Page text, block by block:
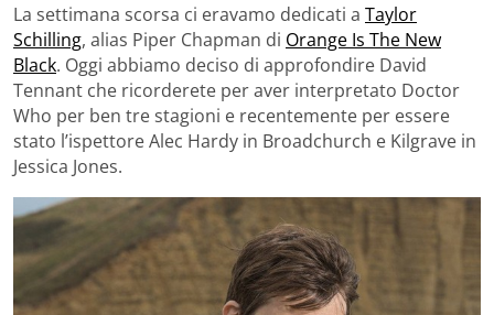
La settimana scorsa ci eravamo dedicati a Taylor
Schilling, alias Piper Chapman di Orange Is The New
Black. Oggi abbiamo deciso di approfondire David
Tennant che ricorderete per aver interpretato Doctor
Who per ben tre stagioni e recentemente per essere
stato l’ispettore Alec Hardy in Broadchurch e Kilgrave in
Jessica Jones.